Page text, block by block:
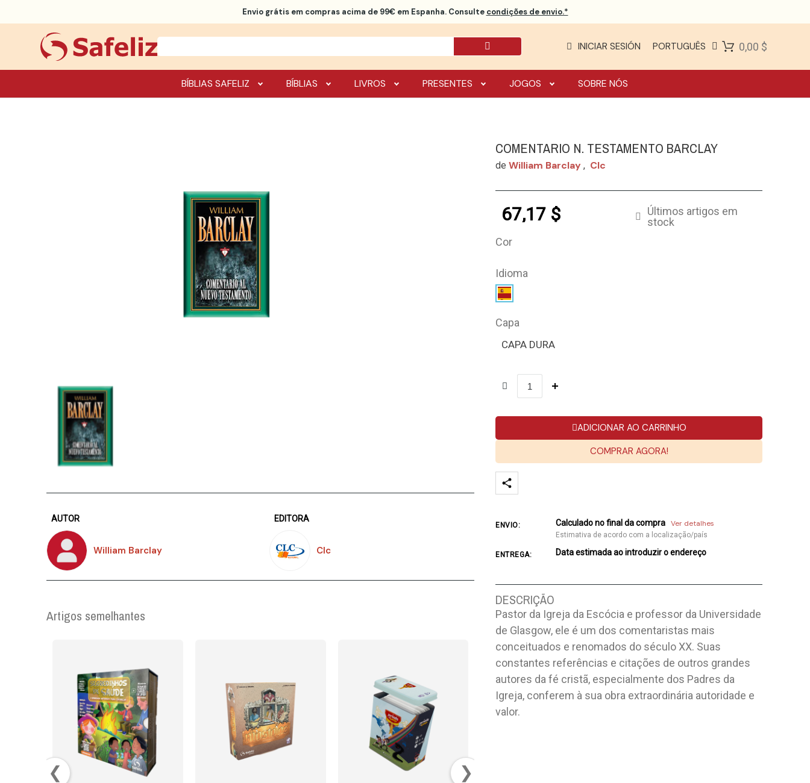
Envio grátisem compras acima de 99€ em Espanha. Consulte condições de envio.*
INICIAR SESIÓN PORTUGUÊS 0,00 $
BÍBLIAS SAFELIZ BÍBLIAS LIVROS PRESENTES JOGOS SOBRE NÓS
AUTOR
William Barclay
EDITORA
Clc
Artigos semelhantes
❮ ❯
COMENTARIO N. TESTAMENTO BARCLAY
deWilliam Barclay , Clc
67,17 $
Últimos artigos em
stock
Cor
Idioma
Capa
CAPA DURA
ADICIONAR AO CARRINHO
COMPRAR AGORA!
ENVIO: Calculado no final da compra Ver detalhes
Estimativa de acordo com a localização/país
ENTREGA: Data estimada ao introduzir o endereço
DESCRIÇÃO
Pastor da Igreja da Escócia e professor da Universidade
de Glasgow, ele é um dos comentaristas mais
conceituados e renomados do século XX. Suas
constantes referências e citações de outros grandes
autores da fé cristã, especialmente dos Padres da
Igreja, conferem à sua obra extraordinária autoridade e
valor.